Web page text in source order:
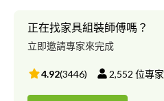
正在找家具組裝師傅嗎？
立即邀請專家來完成
4.92(3446) 2,552 位專家